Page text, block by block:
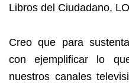
Libros del Ciudadano,
Creo que para
con ejemplificar lo
nuestros canales